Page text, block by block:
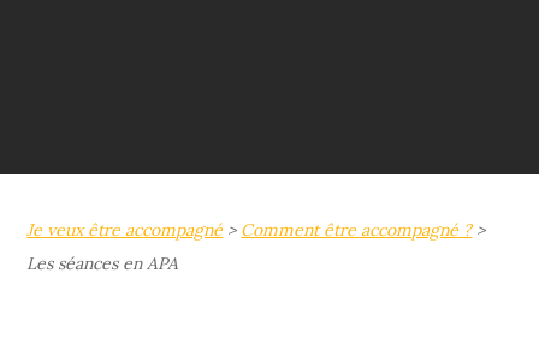
Je veux être accompagné > Comment être accompagné ?>
Les séances en APA